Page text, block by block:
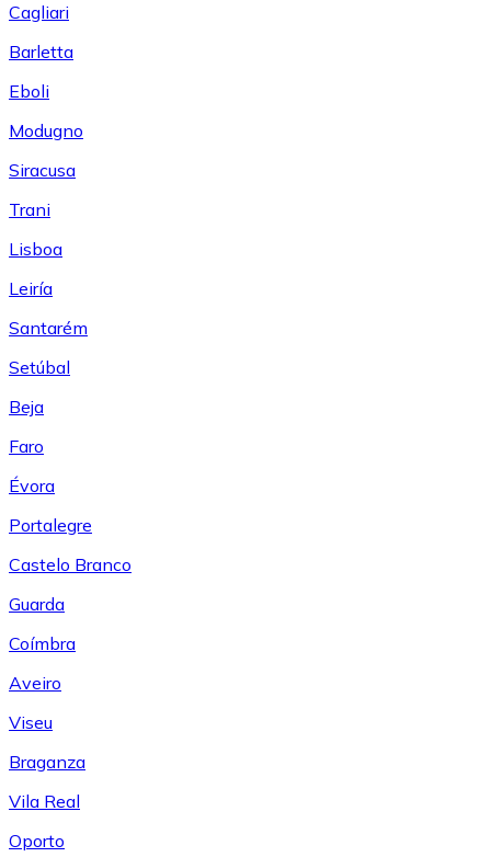
Cagliari
Barletta
Eboli
Modugno
Siracusa
Trani
Lisboa
Leiría
Santarém
Setúbal
Beja
Faro
Évora
Portalegre
Castelo Branco
Guarda
Coímbra
Aveiro
Viseu
Braganza
Vila Real
Oporto